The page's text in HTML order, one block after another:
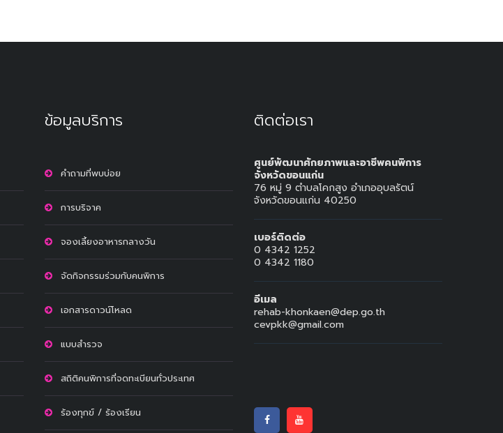
ข้อมูลบริการ
คำถามที่พบบ่อย
การบริจาค
จองเลี้ยงอาหารกลางวัน
จัดกิจกรรมร่วมกับคนพิการ
เอกสารดาวน์โหลด
แบบสำรวจ
สถิติคนพิการที่จดทะเบียนทั่วประเทศ
ร้องทุกข์ / ร้องเรียน
ติดต่อเรา
ศูนย์พัฒนาศักยภาพและอาชีพคนพิการ
จังหวัดขอนแก่น
76 หมู่ 9 ตำบลโคกสูง อำเภออุบลรัตน์
จังหวัดขอนแก่น 40250
เบอร์ติดต่อ
0 4342 1252
0 4342 1180
อีเมล
rehab-khonkaen@dep.go.th
cevpkk@gmail.com